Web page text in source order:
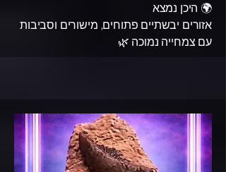
🌍 היכן נמצא
אזורים יבשתיים פתוחים, מישורים וסביבות
עם צמחייה נמוכה 🌿